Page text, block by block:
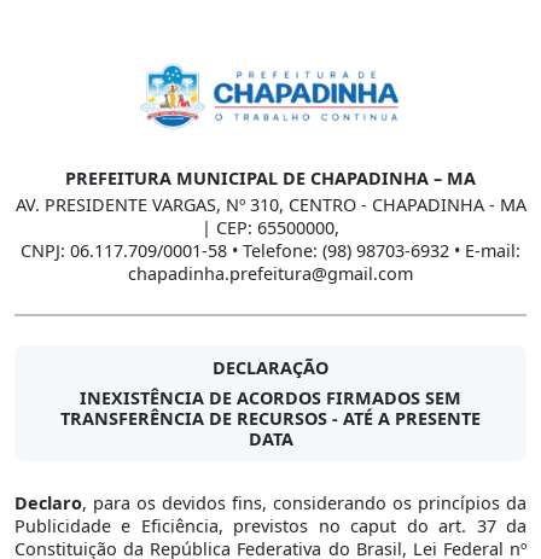
PREFEITURA MUNICIPAL DE CHAPADINHA – MA
AV. PRESIDENTE VARGAS, Nº 310, CENTRO - CHAPADINHA - MA
| CEP: 65500000,
CNPJ: 06.117.709/0001-58 • Telefone: (98) 98703-6932 • E-mail:
chapadinha.prefeitura@gmail.com
DECLARAÇÃO
INEXISTÊNCIA DE ACORDOS FIRMADOS SEM
TRANSFERÊNCIA DE RECURSOS - ATÉ A PRESENTE
DATA
Declaro, para os devidos fins, considerando os princípios da
Publicidade e Eficiência, previstos no caput do art. 37 da
Constituição da República Federativa do Brasil, Lei Federal nº